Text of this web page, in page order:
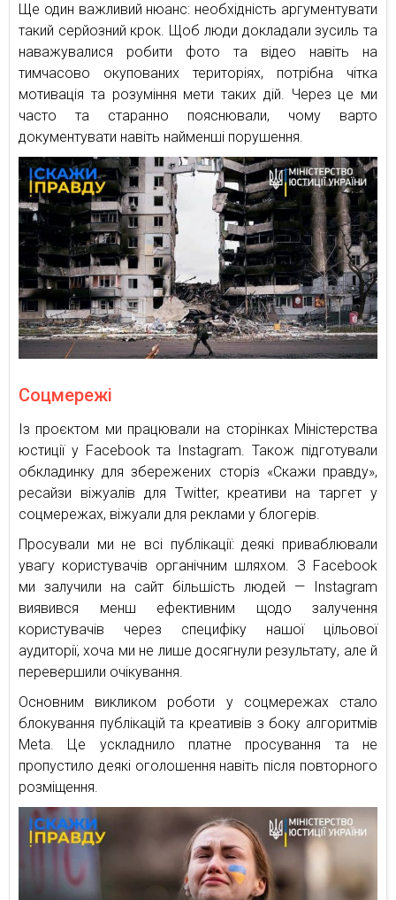
Ще один важливий нюанс: необхідність аргументувати
такий серйозний крок. Щоб люди докладали зусиль та
наважувалися робити фото та відео навіть на
тимчасово окупованих територіях, потрібна чітка
мотивація та розуміння мети таких дій. Через це ми
часто та старанно пояснювали, чому варто
документувати навіть найменші порушення.
Соцмережі
Із проєктом ми працювали на сторінках Міністерства
юстиції у Facebook та Instagram. Також підготували
обкладинку для збережених сторіз «Скажи правду»,
ресайзи віжуалів для Twitter, креативи на таргет у
соцмережах, віжуали для реклами у блогерів.
Просували ми не всі публікації: деякі приваблювали
увагу користувачів органічним шляхом. З Facebook
ми залучили на сайт більшість людей — Instagram
виявився менш ефективним щодо залучення
користувачів через специфіку нашої цільової
аудиторії, хоча ми не лише досягнули результату, але й
перевершили очікування.
Основним викликом роботи у соцмережах стало
блокування публікацій та креативів з боку алгоритмів
Meta. Це ускладнило платне просування та не
пропустило деякі оголошення навіть після повторного
розміщення.